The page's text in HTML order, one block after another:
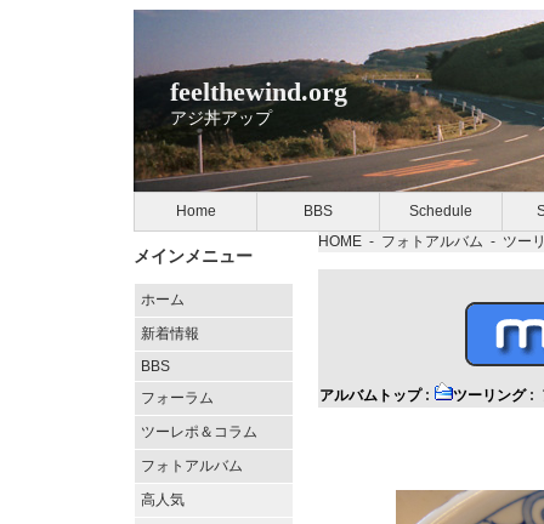
feelthewind.org
アジ丼アップ
Home BBS Schedule
メインメニュー
ホーム
新着情報
BBS
フォーラム
ツーレポ＆コラム
フォトアルバム
高人気
HOME - フォトアルバム - ツー
アルバムトップ: ツーリング: